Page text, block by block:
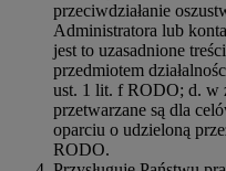
przeciwdziałanie
Administratora lub
jest to uzasadnione
przedmiotem
ust. 1 lit. f RODO; d. w
przetwarzane są dla
oparciu o udzieloną
RODO.